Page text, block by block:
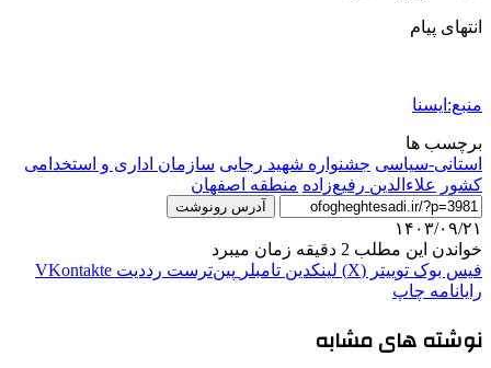
انتهای پیام
منبع:ایسنا
برچسب ها
استانی-سیاسی جشنواره شهید رجایی سازمان اداری و استخدامی
کشور
علاءالدین رفیع‌زاده منطقه اصفهان
آدرس رونوشت
۱۴۰۳/۰۹/۲۱
خواندن این مطلب 2 دقیقه زمان میبرد
فیس بوک توییتر (X) لینکدین ‫تامبلر ‫پین‌ترست ‫رددیت ‫VKontakte
رایانامه چاپ
نوشته های مشابه